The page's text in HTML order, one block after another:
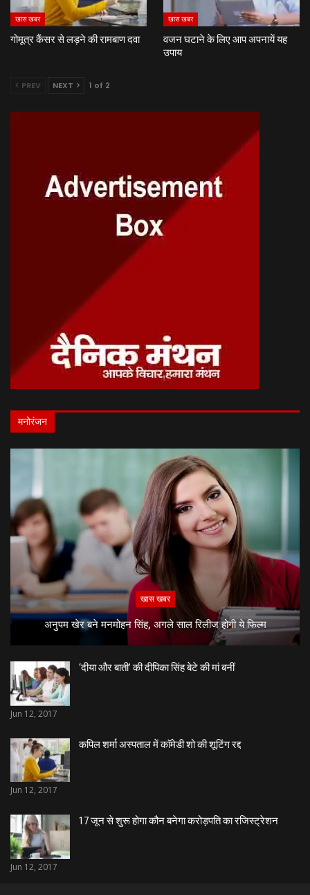
खास खबर
गोमूत्र कैंसर से लड़ने की रामबाण दवा
खास खबर
वजन घटाने के लिए आप अपनायें यह
उपाय
PREV NEXT 1 of 2
मनोरंजन
खास खबर
अनुपम खेर बने मनमोहन सिंह, अगले साल रिलीज होगी ये फिल्म
‘दीया और बाती’ की दीपिका सिंह बेटे की मां बनीं
Jun 12, 2017
कपिल शर्मा अस्पताल में काॅमेडी शो की शूटिंग रद्द
Jun 12, 2017
17 जून से शुरू होगा कौन बनेगा करोड़पति का रजिस्ट्रेशन
Jun 12, 2017